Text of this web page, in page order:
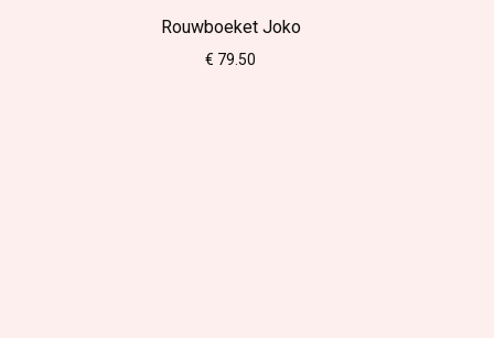
Rouwboeket Joko
€ 79.50